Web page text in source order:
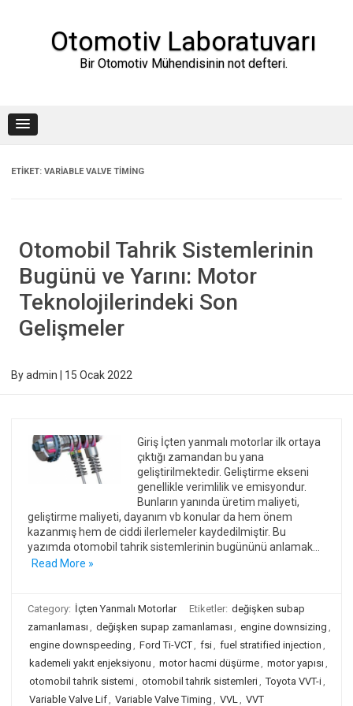
Otomotiv Laboratuvarı
Bir Otomotiv Mühendisinin not defteri.
ETIKET: VARIABLE VALVE TIMING
Otomobil Tahrik Sistemlerinin
Bugünü ve Yarını: Motor
Teknolojilerindeki Son
Gelişmeler
Byadmin 15 Ocak 2022
Giriş İçten yanmalı motorlar ilk ortaya
çıktığı zamandan bu yana
geliştirilmektedir. Geliştirme ekseni
genellikle verimlilik ve emisyondur.
Bunların yanında üretim maliyeti,
geliştirme maliyeti, dayanım vb konular da hem önem
kazanmış hem de ciddi ilerlemeler kaydedilmiştir. Bu
yazımda otomobil tahrik sistemlerinin bugününü anlamak…
Read More »
Category: İçten Yanmalı Motorlar Etiketler: değişken subap
zamanlaması , değişken supap zamanlaması , engine downsizing ,
engine downspeeding , Ford Ti-VCT, fsi, fuel stratified injection ,
kademeli yakıt enjeksiyonu , motor hacmi düşürme, motor yapısı ,
otomobil tahrik sistemi, otomobil tahrik sistemleri, Toyota VVT-i,
Variable Valve Lif, Variable Valve Timing , VVL, VVT